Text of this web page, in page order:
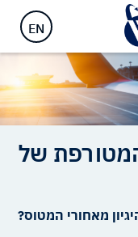
EN
התעופה
של
מאחורי המטוס?